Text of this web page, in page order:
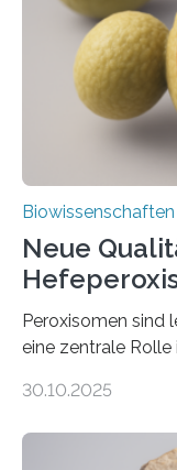
Neue
Peroxisomen sind
eine zentrale
erfüllen können,
der Ruhr-
30.10.2025